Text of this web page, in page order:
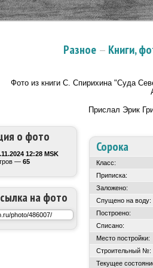
Разное — Книги,
Фото из книги С. Спирихина "Суда
Прислал Эрик
о фото
12:28 MSK
— 65
на фото
Сорока
Класс:
Приписка:
Заложено:
Спущено на воду:
Построено:
Списано:
Место постройки:
Строительный №:
Текущее